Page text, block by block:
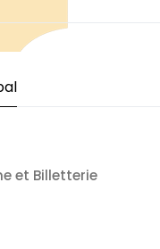
et Billetterie